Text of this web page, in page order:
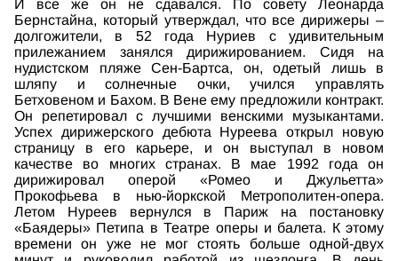
И все же он не сдавался. По совету Леонарда
Бернстайна, который утверждал, что все дирижеры –
долгожители, в 52 года Нуриев с удивительным
прилежанием занялся дирижированием. Сидя на
нудистском пляже Сен-Бартса, он, одетый лишь в
шляпу и солнечные очки, учился управлять
Бетховеном и Бахом. В Вене ему предложили контракт.
Он репетировал с лучшими венскими музыкантами.
Успех дирижерского дебюта Нуреева открыл новую
страницу в его карьере, и он выступал в новом
качестве во многих странах. В мае 1992 года он
дирижировал оперой «Ромео и Джульетта»
Прокофьева в нью-йоркской Метрополитен-опера.
Летом Нуреев вернулся в Париж на постановку
«Баядеры» Петипа в Театре оперы и балета. К этому
времени он уже не мог стоять больше одной-двух